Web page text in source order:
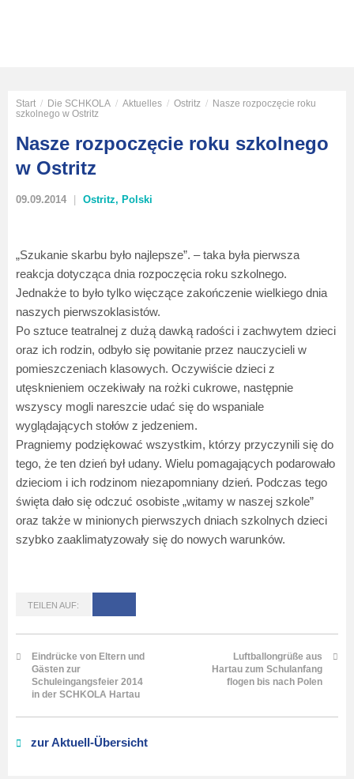
Start / Die SCHKOLA / Aktuelles / Ostritz / Nasze rozpoczęcie roku
szkolnego w Ostritz
Nasze rozpoczęcie roku szkolnego
w Ostritz
09.09.2014 Ostritz, Polski
„Szukanie skarbu było najlepsze”. – taka była pierwsza
reakcja dotycząca dnia rozpoczęcia roku szkolnego.
Jednakże to było tylko więczące zakończenie wielkiego dnia
naszych pierwszoklasistów.
Po sztuce teatralnej z dużą dawką radości i zachwytem dzieci
oraz ich rodzin, odbyło się powitanie przez nauczycieli w
pomieszczeniach klasowych. Oczywiście dzieci z
utęsknieniem oczekiwały na rożki cukrowe, następnie
wszyscy mogli nareszcie udać się do wspaniale
wyglądających stołów z jedzeniem.
Pragniemy podziękować wszystkim, którzy przyczynili się do
tego, że ten dzień był udany. Wielu pomagających podarowało
dzieciom i ich rodzinom niezapomniany dzień. Podczas tego
święta dało się odczuć osobiste „witamy w naszej szkole”
oraz także w minionych pierwszych dniach szkolnych dzieci
szybko zaaklimatyzowały się do nowych warunków.
TEILEN AUF:
Eindrücke von Eltern und
Gästen zur
Schuleingangsfeier 2014
in der SCHKOLA Hartau
Luftballongrüße aus
Hartau zum Schulanfang
flogen bis nach Polen
zur Aktuell-Übersicht